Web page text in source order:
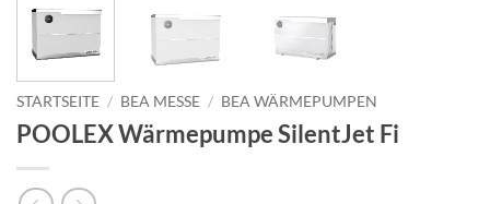
STARTSEITE / BEA MESSE / BEA WÄRMEPUMPEN
POOLEX Wärmepumpe SilentJet Fi